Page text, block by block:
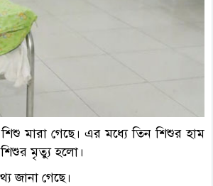
মারা গেছে। এর মধ্যে তিন শিশুর হাম
শিশুর মৃত্যু হলো।
জানা গেছে।